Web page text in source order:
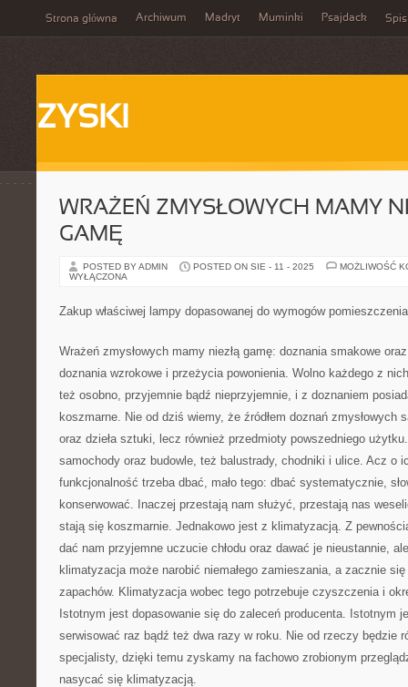
Strona główna Archiwum Madryt Muminki Psajdack Spis
ZYSKI
WRAŻEŃ ZMYSŁOWYCH MAMY
GAMĘ
POSTED BY ADMIN POSTED ON SIE - 11 - 2025
MOŻLIWOŚĆ
WYŁĄCZONA
Zakup właściwej lampy dopasowanej do wymogów
Wrażeń zmysłowych mamy niezłą gamę: doznania smakowe
doznania wzrokowe i przeżycia powonienia. Wolno każdego z
też osobno, przyjemnie bądź nieprzyjemnie, i z doznaniem
koszmarne. Nie od dziś wiemy, że źródłem doznań zmysłowych
oraz dzieła sztuki, lecz również przedmioty powszedniego
samochody oraz budowle, też balustrady, chodniki i ulice. Acz o
funkcjonalność trzeba dbać, mało tego: dbać systematycznie,
konserwować. Inaczej przestają nam służyć, przestają nas
stają się koszmarnie. Jednakowo jest z klimatyzacją. Z
dać nam przyjemne uczucie chłodu oraz dawać je nieustannie,
klimatyzacja może narobić niemałego zamieszania, a zacznie
zapachów. Klimatyzacja wobec tego potrzebuje czyszczenia i
Istotnym jest dopasowanie się do zaleceń producenta. Istotnym
serwisować raz bądź też dwa razy w roku. Nie od rzeczy będzie
specjalisty, dzięki temu zyskamy na fachowo zrobionym
nasycać się klimatyzacją.